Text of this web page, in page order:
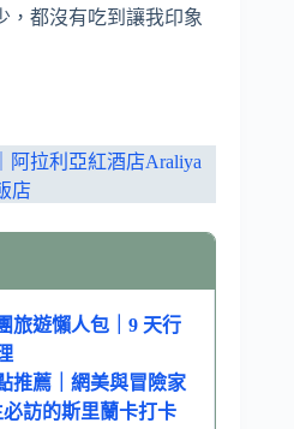
，都沒有吃到讓我印象
阿拉利亞紅酒店Araliya
店
旅遊懶人包｜9 天行
推薦｜網美與冒險家
訪的斯里蘭卡打卡